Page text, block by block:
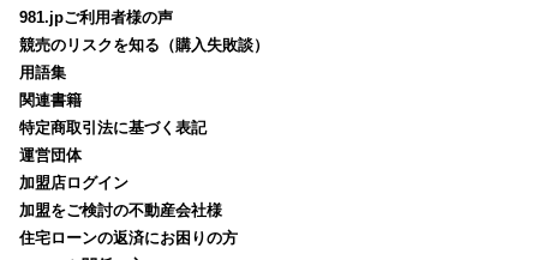
981.jpご利用者様の声
競売のリスクを知る（購入失敗談）
用語集
関連書籍
特定商取引法に基づく表記
運営団体
加盟店ログイン
加盟をご検討の不動産会社様
住宅ローンの返済にお困りの方